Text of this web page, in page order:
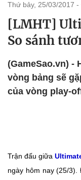
thứ bảy, 25/03/2017 -
[LMHT]
So sánh
(GameSao.vn) -
vòng bảng sẽ
của vòng play-
Trận đấu giữa
ngày hôm nay (25/